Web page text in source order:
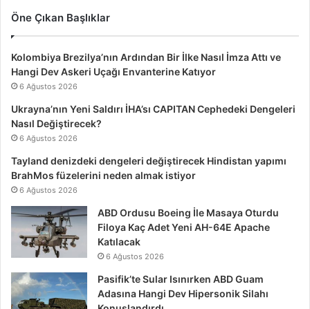
Öne Çıkan Başlıklar
Kolombiya Brezilya’nın Ardından Bir İlke Nasıl İmza Attı ve
Hangi Dev Askeri Uçağı Envanterine Katıyor
6 Ağustos 2026
Ukrayna’nın Yeni Saldırı İHA’sı CAPITAN Cephedeki Dengeleri
Nasıl Değiştirecek?
6 Ağustos 2026
Tayland denizdeki dengeleri değiştirecek Hindistan yapımı
BrahMos füzelerini neden almak istiyor
6 Ağustos 2026
ABD Ordusu Boeing İle Masaya Oturdu
Filoya Kaç Adet Yeni AH-64E Apache
Katılacak
6 Ağustos 2026
Pasifik’te Sular Isınırken ABD Guam
Adasına Hangi Dev Hipersonik Silahı